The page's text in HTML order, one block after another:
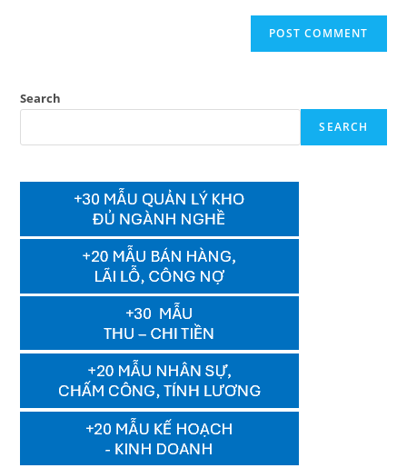
Search
SEARCH